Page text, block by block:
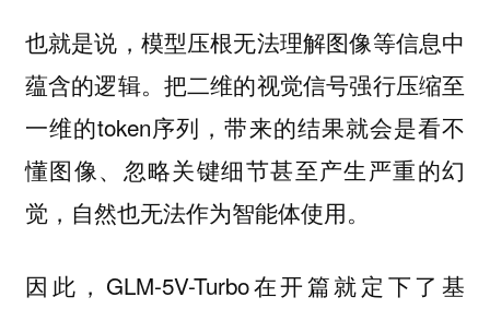
也就是说，模型压根无法理解图像等信息中
蕴含的逻辑。把二维的视觉信号强行压缩至
一维的token序列，带来的结果就会是看不
懂图像、忽略关键细节甚至产生严重的幻
觉，自然也无法作为智能体使用。
因此，GLM-5V-Turbo在开篇就定下了基